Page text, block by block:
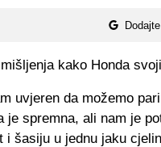
kako Honda
uvjeren da možemo
je spremna, ali nam je
i šasiju u jednu jaku